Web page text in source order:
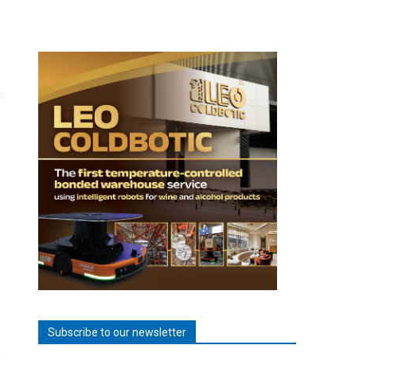
Subscribe to our newsletter